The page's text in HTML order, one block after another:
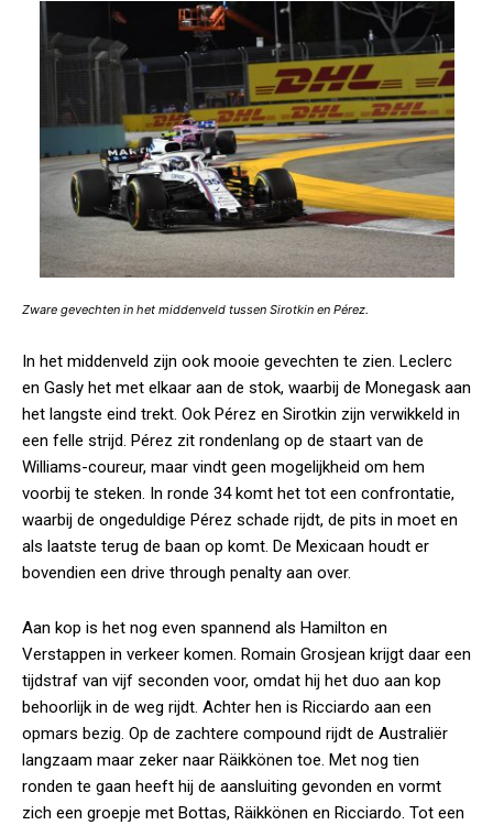
Zware gevechten in het middenveld tussen Sirotkin en Pérez.
In het middenveld zijn ook mooie gevechten te zien. Leclerc
en Gasly het met elkaar aan de stok, waarbij de Monegask aan
het langste eind trekt. Ook Pérez en Sirotkin zijn verwikkeld in
een felle strijd. Pérez zit rondenlang op de staart van de
Williams-coureur, maar vindt geen mogelijkheid om hem
voorbij te steken. In ronde 34 komt het tot een confrontatie,
waarbij de ongeduldige Pérez schade rijdt, de pits in moet en
als laatste terug de baan op komt. De Mexicaan houdt er
bovendien een drive through penalty aan over.
Aan kop is het nog even spannend als Hamilton en
Verstappen in verkeer komen. Romain Grosjean krijgt daar een
tijdstraf van vijf seconden voor, omdat hij het duo aan kop
behoorlijk in de weg rijdt. Achter hen is Ricciardo aan een
opmars bezig. Op de zachtere compound rijdt de Australiër
langzaam maar zeker naar Räikkönen toe. Met nog tien
ronden te gaan heeft hij de aansluiting gevonden en vormt
zich een groepje met Bottas, Räikkönen en Ricciardo. Tot een